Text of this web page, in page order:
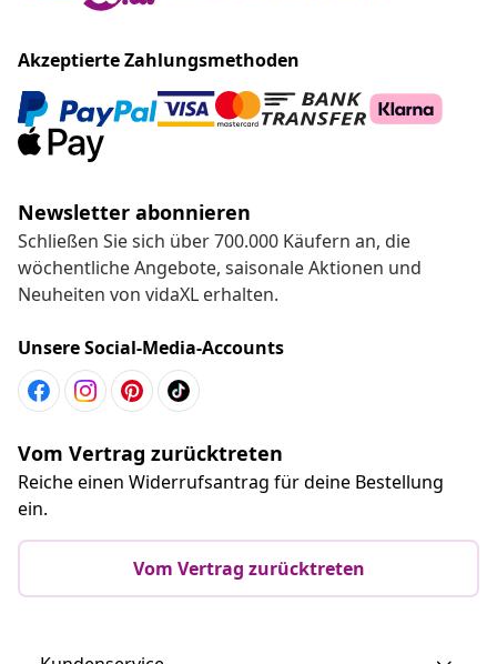
Akzeptierte Zahlungsmethoden
Newsletter abonnieren
Schließen Sie sich über 700.000 Käufern an, die
wöchentliche Angebote, saisonale Aktionen und
Neuheiten von vidaXL erhalten.
Unsere Social-Media-Accounts
Vom Vertrag zurücktreten
Reiche einen Widerrufsantrag für deine Bestellung
ein.
Vom Vertrag zurücktreten